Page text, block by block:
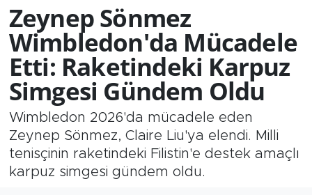
Zeynep Sönmez
Wimbledon'da Mücadele
Etti: Raketindeki Karpuz
Simgesi Gündem Oldu
Wimbledon 2026'da mücadele eden
Zeynep Sönmez, Claire Liu'ya elendi. Milli
tenisçinin raketindeki Filistin'e destek amaçlı
karpuz simgesi gündem oldu.
Güncel
İş ve Ekonomi
Moda-Magazin-Eğlence
Sağlık
Sağlık Turizmi
Trafik Durumu
Şampiyonlar Ligi Puan Durumu ve Fikstür
Tüm Manşetler
Son Dakika Haberleri
Haber Arşivi